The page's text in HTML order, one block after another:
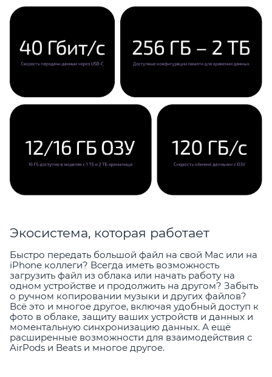
Экосистема, которая работает
Быстро передать большой файл на свой Mac или на
iPhone коллеги? Всегда иметь возможность
загрузить файл из облака или начать работу на
одном устройстве и продолжить на другом? Забыть
о ручном копировании музыки и других файлов?
Всё это и многое другое, включая удобный доступ к
фото в облаке, защиту ваших устройств и данных и
моментальную синхронизацию данных. А ещё
расширенные возможности для взаимодействия с
AirPods и Beats и многое другое.